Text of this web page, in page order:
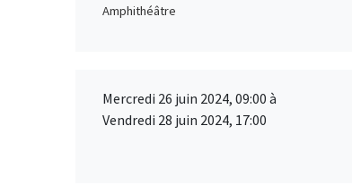
Amphithéâtre
Mercredi 26 juin 2024, 09:00 à
Vendredi 28 juin 2024, 17:00